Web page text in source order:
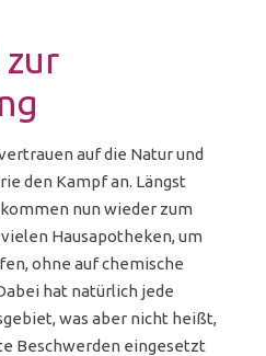
auf die Natur und
den Kampf an. Längst
nun wieder zum
Hausapotheken, um
ohne auf chemische
hat natürlich jede
was aber nicht heißt,
Beschwerden eingesetzt